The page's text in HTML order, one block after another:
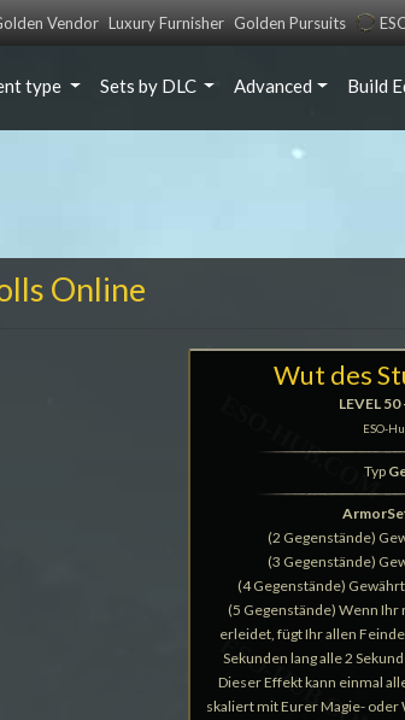
Vendor Luxury Furnisher Golden Pursuits
type Sets by DLC Advanced Build
Online
Wut des
LEVEL
ESO-
Typ
(2 Gegenstände)
(3 Gegenstände)
(4 Gegenstände) Gewährt
(5 Gegenstände) Wenn Ihr
erleidet, fügt Ihr allen
Sekunden lang alle 2
Dieser Effekt kann einmal
skaliert mit Eurer Magie- oder